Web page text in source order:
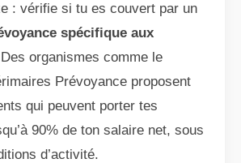
: vérifie si tu es couvert par un
spécifique aux
organismes comme le
Prévoyance proposent
qui peuvent porter tes
90% de ton salaire net, sous
d’activité.